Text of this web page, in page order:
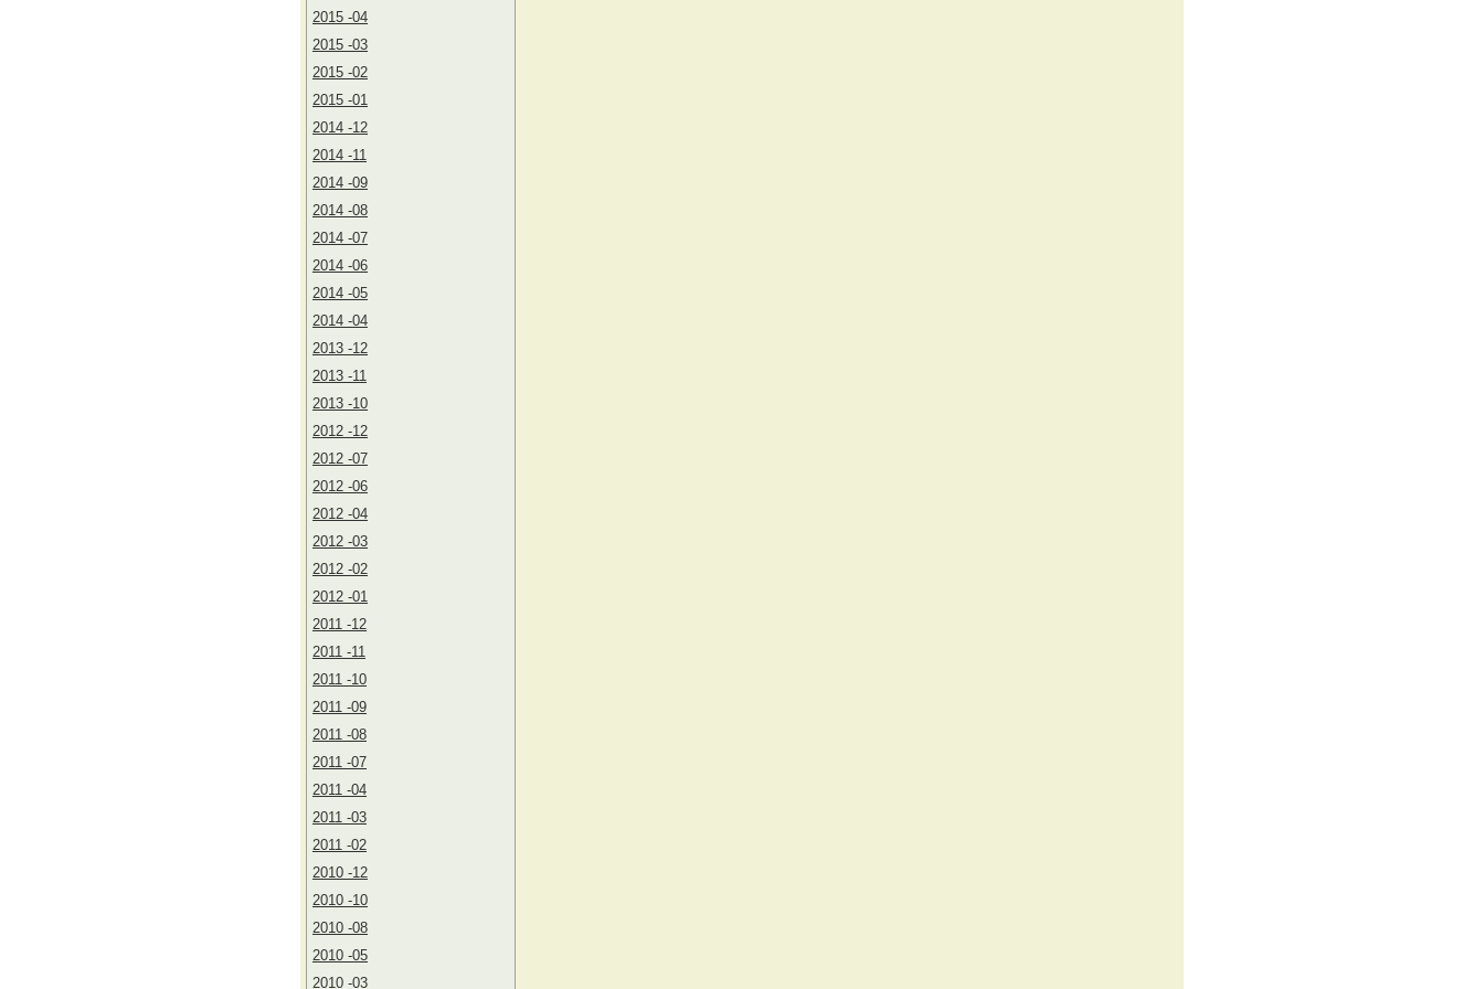
2015 -04
2015 -03
2015 -02
2015 -01
2014 -12
2014 -11
2014 -09
2014 -08
2014 -07
2014 -06
2014 -05
2014 -04
2013 -12
2013 -11
2013 -10
2012 -12
2012 -07
2012 -06
2012 -04
2012 -03
2012 -02
2012 -01
2011 -12
2011 -11
2011 -10
2011 -09
2011 -08
2011 -07
2011 -04
2011 -03
2011 -02
2010 -12
2010 -10
2010 -08
2010 -05
2010 -03